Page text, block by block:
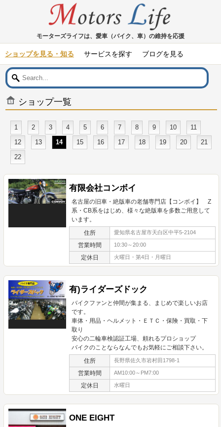
モーターズライフは、愛車（バイク、車）の維持を応援
ショップを見る・知る サービスを探す ブログを見る
ショップ一覧
1 2 3 4 5 6 7 8 9 10
11
12
13 14 15 16 17 18 19 20
21
22
有限会社コンボイ
名古屋の旧車・絶版車の老舗専門店【コンボイ】 Z
系・CB系をはじめ、様々な絶版車を多数ご用意して
います。
住所 愛知県名古屋市天白区中平5-2104
営業時間 10:30～20:00
定休日 火曜日・第4日・月曜日
有)ライダーズドック
バイクファンと仲間が集まる、まじめで楽しいお店
です。
車体・用品・ヘルメット・ＥＴＣ・保険・買取・下
取り
安心の二輪車検認証工場、頼れるプロショップ
バイクのことならなんでもお気軽にご相談下さい。
住所 長野県佐久市岩村田1798-1
営業時間 AM10:00～PM7:00
定休日 水曜日
ONE EIGHT